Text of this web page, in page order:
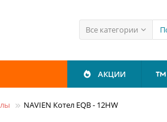
Все категории
АКЦИИ
NAVIEN Котел EQB - 12HW